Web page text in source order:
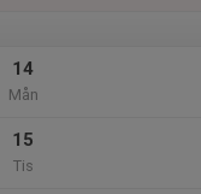
14
Mån
15
Tis